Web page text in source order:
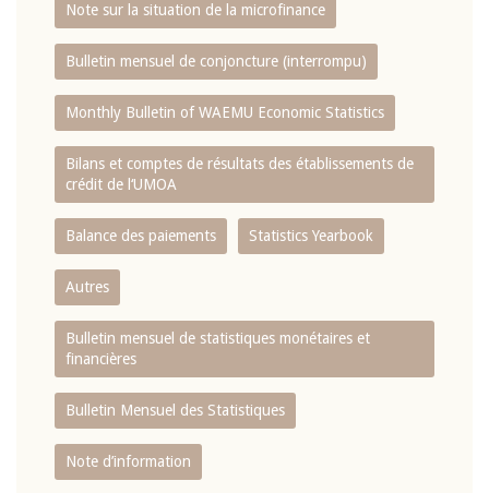
Note sur la situation de la microfinance
Bulletin mensuel de conjoncture (interrompu)
Monthly Bulletin of WAEMU Economic Statistics
Bilans et comptes de résultats des établissements de
crédit de l‘UMOA
Balance des paiements Statistics Yearbook
Autres
Bulletin mensuel de statistiques monétaires et
financières
Bulletin Mensuel des Statistiques
Note d’information